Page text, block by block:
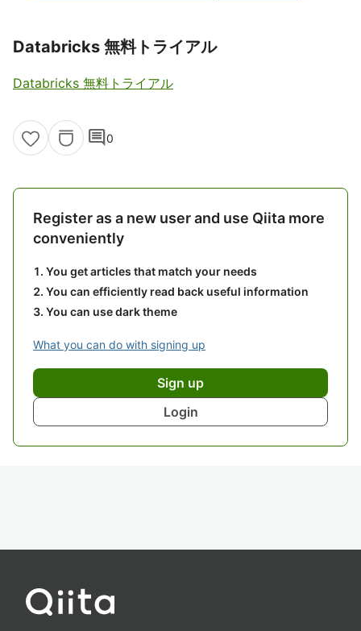
Databricks 無料トライアル
Databricks 無料トライアル
comment0
Register as a new user and use Qiita more
conveniently
You get articles that match your needs
You can efficiently read back useful information
You can use dark theme
What you can do with signing up
Sign up
Login